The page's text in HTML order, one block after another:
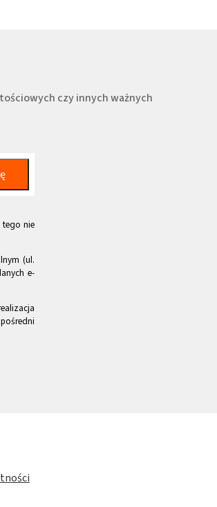
czy innych ważnych
tego nie
(ul.
e-